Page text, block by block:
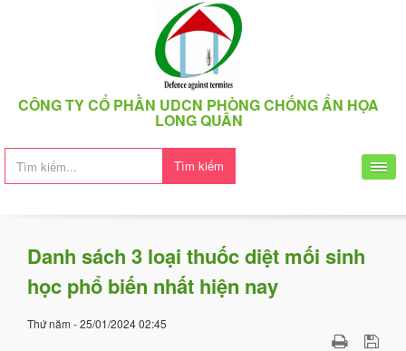
CÔNG TY CỔ PHẦN UDCN PHÒNG CHỐNG ẨN HỌA
LONG QUÂN
Tìm kiếm
Danh sách 3 loại thuốc diệt mối sinh
học phổ biến nhất hiện nay
Thứ năm - 25/01/2024 02:45